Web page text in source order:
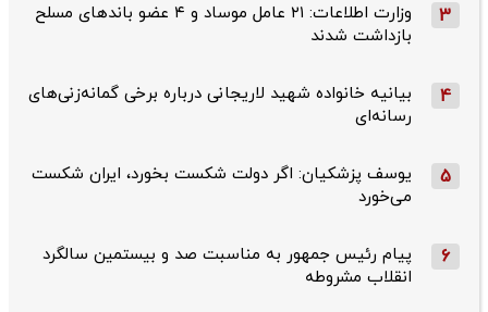
3
وزارت اطلاعات: ۲۱ عامل موساد و ۴ عضو باندهای مسلح
بازداشت شدند
4
بیانیه خانواده شهید لاریجانی درباره برخی گمانه‌زنی‌های
رسانه‌ای
5
یوسف پزشکیان: اگر دولت شکست بخورد، ایران شکست
می‌خورد
6
پیام رئیس جمهور به مناسبت صد و بیستمین سالگرد
انقلاب مشروطه